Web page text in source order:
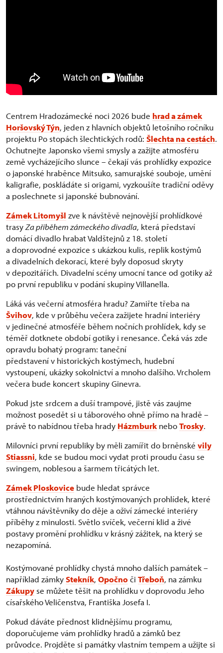
Centrem Hradozámecké noci 2026 bude hrad a zámek
Horšovský Týn, jeden z hlavních objektů letošního ročníku
projektu Po stopách šlechtických rodů: Šlechta na cestách.
Ochutnejte Japonsko všemi smysly a zažijte atmosféru
země vycházejícího slunce – čekají vás prohlídky expozice
o japonské hraběnce Mitsuko, samurajské souboje, umění
kaligrafie, poskládáte si origami, vyzkoušíte tradiční oděvy
a poslechnete si japonské bubnování.
Zámek Litomyšl zve k návštěvě nejnovější prohlídkové
trasyZa příběhem zámeckého divadla, která představí
domácí divadlo hrabat Valdštejnů z 18. století
a doprovodné expozice s ukázkou kulis, replik kostýmů
a divadelních dekorací, které byly doposud skryty
v depozitářích. Divadelní scény umocní tance od gotiky až
po první republiku v podání skupiny Villanella.
Láká vás večerní atmosféra hradu? Zamiřte třeba na
Švihov, kde v průběhu večera zažijete hradní interiéry
v jedinečné atmosféře během nočních prohlídek, kdy se
téměř dotknete období gotiky i renesance. Čeká vás zde
opravdu bohatý program: taneční
představení v historických kostýmech, hudební
vystoupení, ukázky sokolnictví a mnoho dalšího. Vrcholem
večera bude koncert skupiny Ginevra.
Pokud jste srdcem a duší trampové, jistě vás zaujme
možnost posedět si u táborového ohně přímo na hradě –
právě to nabídnou třeba hrady Házmburk neboTrosky.
Milovníci první republiky by měli zamířit do brněnské vily
Stiassni, kde se budou moci vydat proti proudu času se
swingem, noblesou a šarmem třicátých let.
Zámek Ploskovice bude hledat správce
prostřednictvím hraných kostýmovaných prohlídek, které
vtáhnou návštěvníky do děje a oživí zámecké interiéry
příběhy z minulosti. Světlo svíček, večerní klid a živé
postavy promění prohlídku v krásný zážitek, na který se
nezapomíná.
Kostýmované prohlídky chystá mnoho dalších památek –
například zámkyStekník, Opočnoči Třeboň, na zámku
Zákupy se můžete těšit na prohlídku v doprovodu Jeho
císařského Veličenstva, Františka Josefa I.
Pokud dáváte přednost klidnějšímu programu,
doporučujeme vám prohlídky hradů a zámků bez
průvodce. Projděte si památky vlastním tempem a užijte si